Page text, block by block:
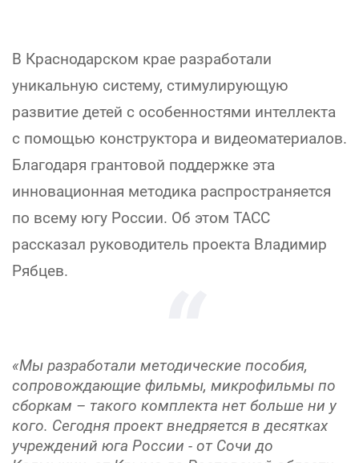
В Краснодарском крае разработали
уникальную систему, стимулирующую
развитие детей с особенностями интеллекта
с помощью конструктора и видеоматериалов.
Благодаря грантовой поддержке эта
инновационная методика распространяется
по всему югу России. Об этом ТАСС
рассказал руководитель проекта Владимир
Рябцев.
«Мы разработали методические пособия,
сопровождающие фильмы, микрофильмы по
сборкам – такого комплекта нет больше ни у
кого. Сегодня проект внедряется в десятках
учреждений юга России - от Сочи до